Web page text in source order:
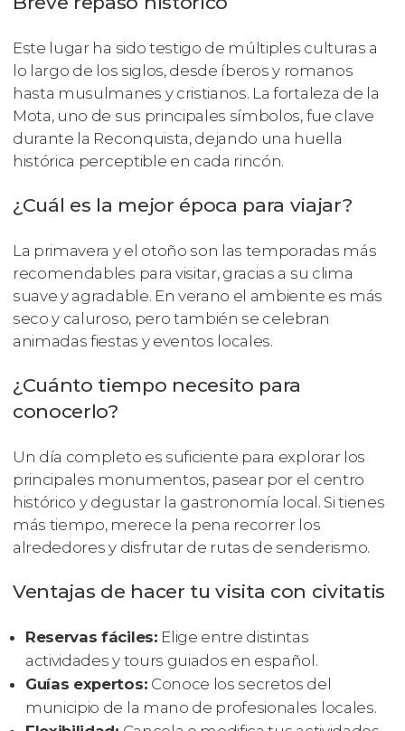
Este lugar ha sido testigo de múltiples culturas a
lo largo de los siglos, desde íberos y romanos
hasta musulmanes y cristianos. La fortaleza de la
Mota, uno de sus principales símbolos, fue clave
durante la Reconquista, dejando una huella
histórica perceptible en cada rincón.
¿Cuál es la mejor época para viajar?
La primavera y el otoño son las temporadas más
recomendables para visitar, gracias a su clima
suave y agradable. En verano el ambiente es más
seco y caluroso, pero también se celebran
animadas fiestas y eventos locales.
¿Cuánto tiempo necesito para
conocerlo?
Un día completo es suficiente para explorar los
principales monumentos, pasear por el centro
histórico y degustar la gastronomía local. Si tienes
más tiempo, merece la pena recorrer los
alrededores y disfrutar de rutas de senderismo.
Ventajas de hacer tu visita con civitatis
Reservas fáciles: Elige entre distintas
actividades y tours guiados en español.
Guías expertos: Conoce los secretos del
municipio de la mano de profesionales locales.